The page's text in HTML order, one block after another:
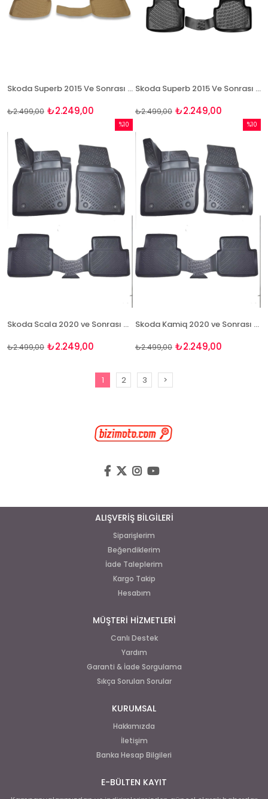
Skoda Superb 2015 Ve Sonrası 3D Bej Paspas Takımı Bizymo
₺2.249,00
₺2.499,00
Skoda Superb 2015 Ve Sonrası 3D Paspas Takımı Bizymo
₺2.249,00
₺2.499,00
Skoda Scala 2020 ve Sonrası 3D Havuzlu Paspas Takımı Bizymo
₺2.249,00
₺2.499,00
%10
%10İndirim
Skoda Kamiq 2020 ve Sonrası 3D Havuzlu Paspas Takımı Bizymo
₺2.249,00
₺2.499,00
%10
1 2 3 >
ALIŞVERİŞ BİLGİLERİ
Siparişlerim
Beğendiklerim
İade Taleplerim
Kargo Takip
Hesabım
MÜŞTERİ HİZMETLERİ
Canlı Destek
Yardım
Garanti & İade Sorgulama
Sıkça Sorulan Sorular
KURUMSAL
Hakkımızda
İletişim
Banka Hesap Bilgileri
E-BÜLTEN KAYIT